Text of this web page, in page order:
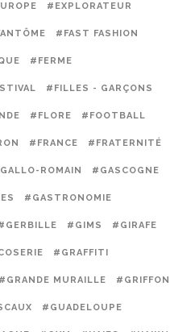
#EXPLORATEUR
#FAST FASHION
#FERME
#FILLES - GARÇONS
#FLORE #FOOTBALL
#FRANCE #FRATERNITÉ
ROMAIN #GASCOGNE
#GASTRONOMIE
#GIMS #GIRAFE
#GRAFFITI
#GRANDE MURAILLE #GRIFFON
#GUADELOUPE